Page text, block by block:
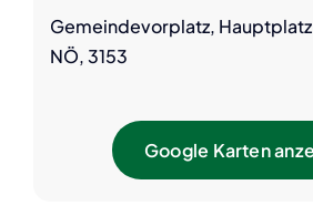
Gemeindevorplatz, Hauptplatz
NÖ, 3153
Google Karten